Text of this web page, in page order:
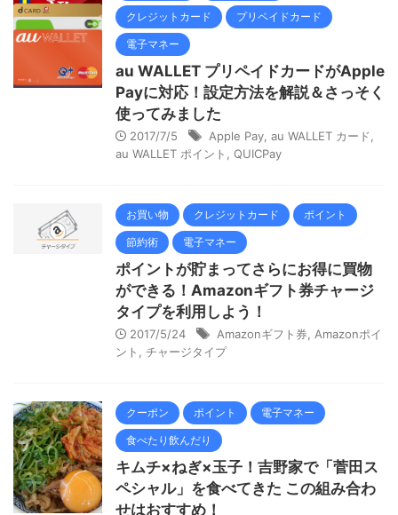
クレジットカード プリペイドカード
電子マネー
au WALLET プリペイドカードがApple
Payに対応！設定方法を解説＆さっそく
使ってみました
2017/7/5 Apple Pay au WALLET カード
au WALLET ポイント
QUICPay
お買い物 クレジットカード ポイント
節約術 電子マネー
ポイントが貯まってさらにお得に買物
ができる！Amazonギフト券チャージ
タイプを利用しよう！
2017/5/24 Amazonギフト券
Amazonポイ
ント
チャージタイプ
クーポン ポイント 電子マネー
食べたり飲んだり
キムチ×ねぎ×玉子！吉野家で「菅田ス
ペシャル」を食べてきた この組み合わ
せはおすすめ！